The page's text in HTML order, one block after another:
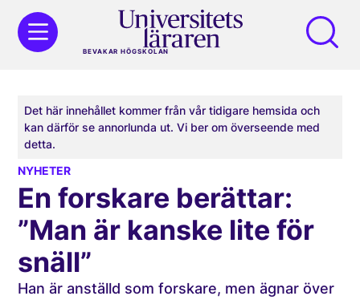
BEVAKAR HÖGSKOLAN
Det här innehållet kommer från vår tidigare hemsida och
kan därför se annorlunda ut. Vi ber om överseende med
detta.
NYHETER
En forskare berättar:
”Man är kanske lite för
snäll”
Han är anställd som forskare, men ägnar över